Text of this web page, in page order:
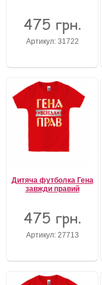
475 грн.
Артикул: 31722
Дитяча футболка Гена
завжди правий
475 грн.
Артикул: 27713